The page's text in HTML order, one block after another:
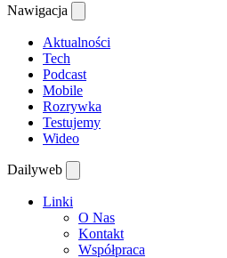
Nawigacja
Aktualności
Tech
Podcast
Mobile
Rozrywka
Testujemy
Wideo
Dailyweb
Linki
O Nas
Kontakt
Współpraca